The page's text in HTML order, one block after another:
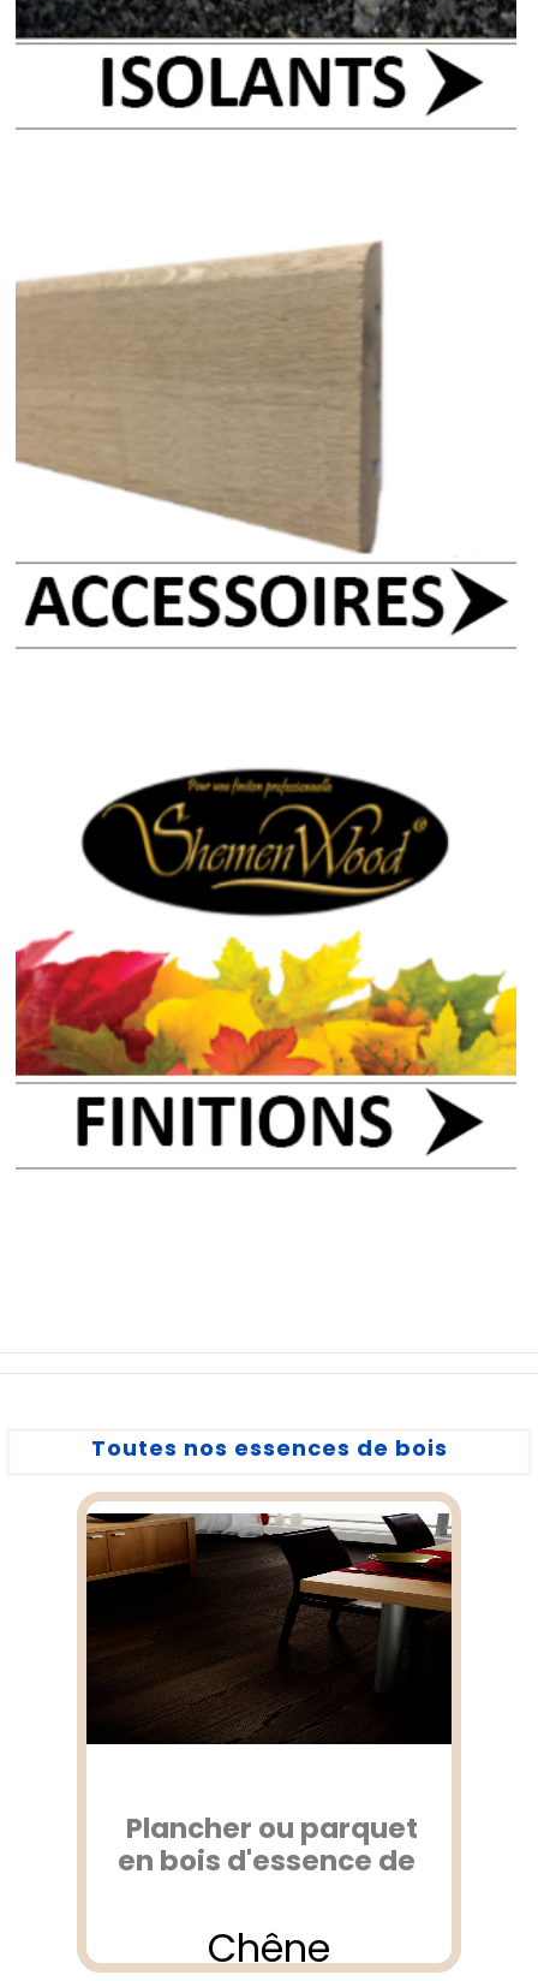
Toutes nos essences de bois
Plancher ou parquet
en bois d'essence de
Chêne